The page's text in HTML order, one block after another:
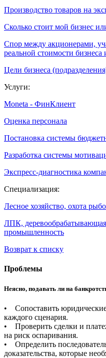
Производство товаров на
Сколько стоит мой бизнес
Спор между акционерами,
реальной стоимости бизнеса
Цели бизнеса
Услуги:
Moneta - ФинКлиент
Оценка персонала
Постановка системы
Разработка системы
Экспресс-диагностика
Специализация:
Лесное хозяйство, охота
ЛПК,
промышленность
Возврат к списку
Проблемы
Неясно, подавать ли на
• Сопоставить
каждого сценария.
• Проверить сделки и
на риск оспаривания.
• Определить
доказательства, которые